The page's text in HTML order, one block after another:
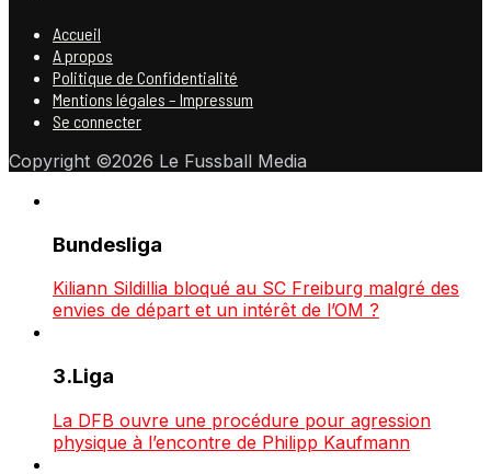
Accueil
A propos
Politique de Confidentialité
Mentions légales – Impressum
Se connecter
Copyright ©2026 Le Fussball Media
Bundesliga
Kiliann Sildillia bloqué au SC Freiburg malgré des
envies de départ et un intérêt de l’OM ?
3.Liga
La DFB ouvre une procédure pour agression
physique à l’encontre de Philipp Kaufmann